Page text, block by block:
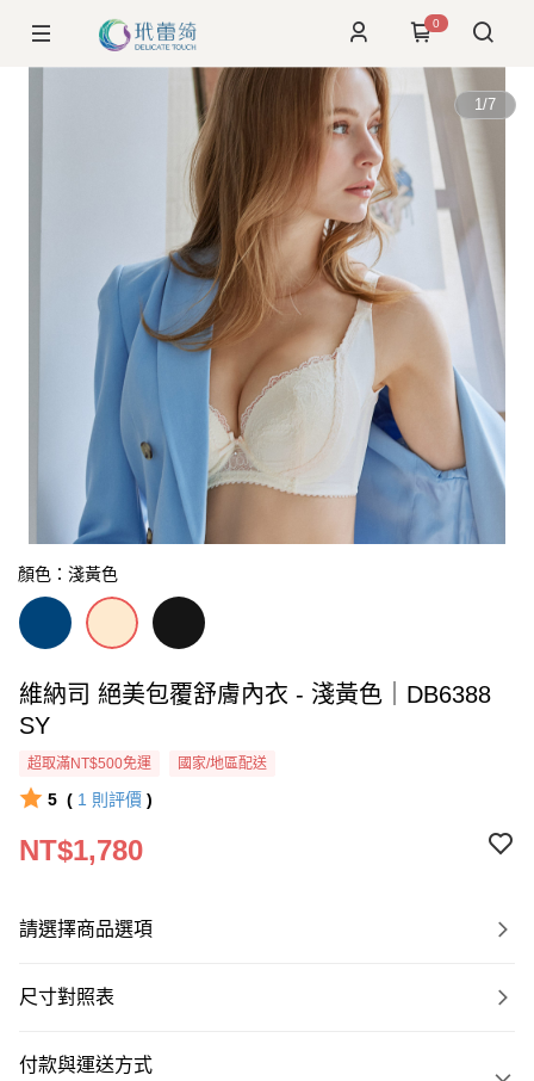
0
1/7
顏色：淺黃色
維納司 絕美包覆舒膚內衣 - 淺黃色｜DB6388
SY
超取滿NT$500免運 國家/地區配送
5 ( 1 則評價 )
NT$1,780
請選擇商品選項
尺寸對照表
付款與運送方式